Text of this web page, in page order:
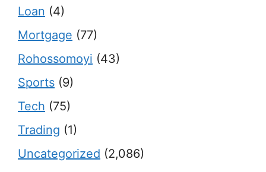
Loan (4)
Mortgage (77)
Rohossomoyi (43)
Sports (9)
Tech (75)
Trading (1)
Uncategorized (2,086)